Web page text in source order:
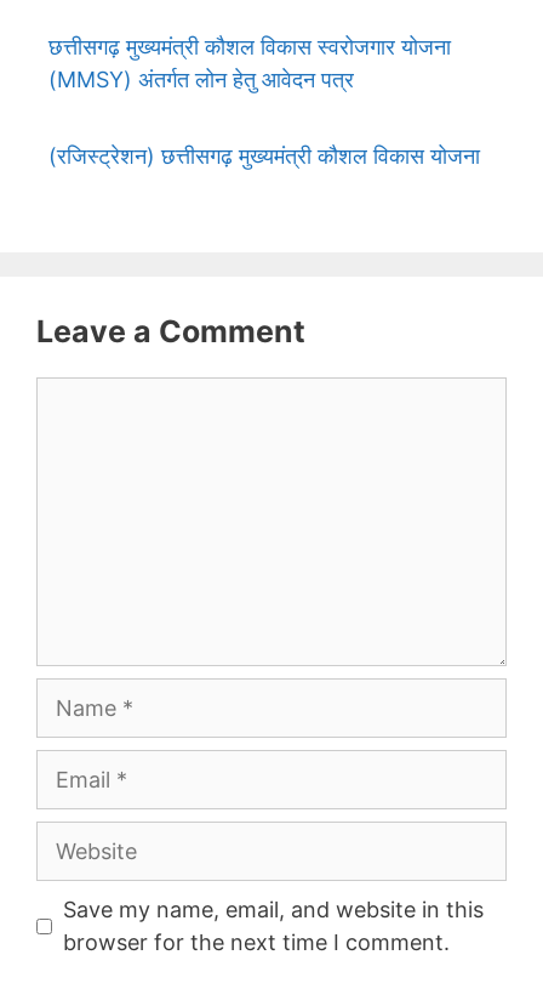
छत्तीसगढ़ मुख्यमंत्री कौशल विकास स्वरोजगार योजना
(MMSY) अंतर्गत लोन हेतु आवेदन पत्र
(रजिस्ट्रेशन) छत्तीसगढ़ मुख्यमंत्री कौशल विकास योजना
Leave a Comment
Website
Save my name, email, and website in this
browser for the next time I comment.